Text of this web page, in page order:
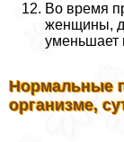
Во время
женщины,
уменьшает
Нормальные
организме,